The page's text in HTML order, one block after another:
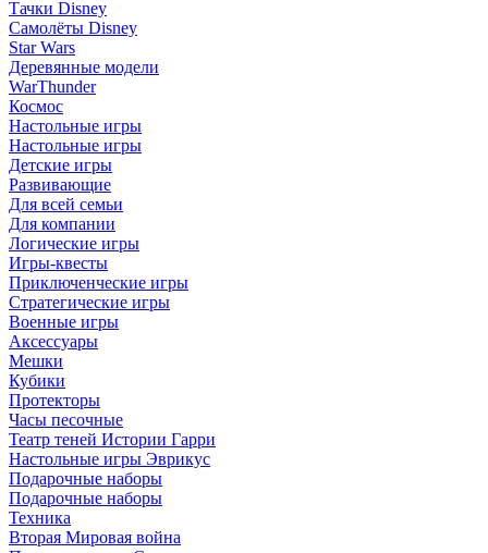
Тачки Disney
Самолёты Disney
Star Wars
Деревянные модели
WarThunder
Космос
Настольные игры
Настольные игры
Детские игры
Развивающие
Для всей семьи
Для компании
Логические игры
Игры-квесты
Приключенческие игры
Стратегические игры
Военные игры
Аксессуары
Мешки
Кубики
Протекторы
Часы песочные
Театр теней Истории Гарри
Настольные игры Эврикус
Подарочные наборы
Подарочные наборы
Техника
Вторая Мировая война